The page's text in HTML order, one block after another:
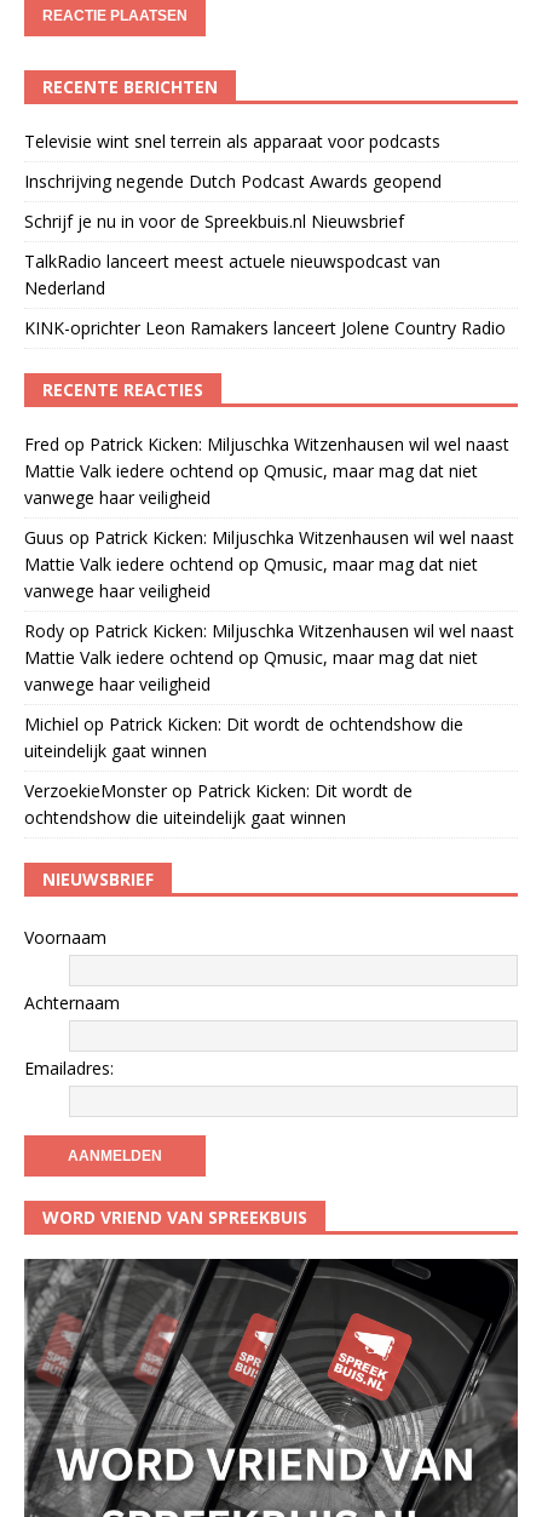
RECENTE BERICHTEN
Televisie wint snel terrein als apparaat voor podcasts
Inschrijving negende Dutch Podcast Awards geopend
Schrijf je nu in voor de Spreekbuis.nl Nieuwsbrief
TalkRadio lanceert meest actuele nieuwspodcast van
Nederland
KINK-oprichter Leon Ramakers lanceert Jolene Country Radio
RECENTE REACTIES
Fred op Patrick Kicken: Miljuschka Witzenhausen wil wel naast
Mattie Valk iedere ochtend op Qmusic, maar mag dat niet
vanwege haar veiligheid
Guus op Patrick Kicken: Miljuschka Witzenhausen wil wel naast
Mattie Valk iedere ochtend op Qmusic, maar mag dat niet
vanwege haar veiligheid
Rody op Patrick Kicken: Miljuschka Witzenhausen wil wel naast
Mattie Valk iedere ochtend op Qmusic, maar mag dat niet
vanwege haar veiligheid
Michiel op Patrick Kicken: Dit wordt de ochtendshow die
uiteindelijk gaat winnen
VerzoekieMonsterop Patrick Kicken: Dit wordt de
ochtendshow die uiteindelijk gaat winnen
NIEUWSBRIEF
Voornaam
Achternaam
Emailadres:
WORD VRIEND VAN SPREEKBUIS